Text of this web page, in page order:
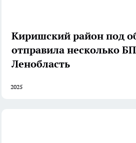
Киришский район под
отправила несколько
Ленобласть
2025